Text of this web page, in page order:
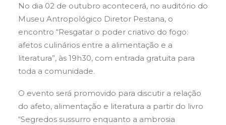
No dia 02 de outubro acontecerá, no auditório do
Museu Antropológico Diretor Pestana, o
encontro “Resgatar o poder criativo do fogo:
afetos culinários entre a alimentação e a
literatura”, às 19h30, com entrada gratuita para
toda a comunidade.
O evento será promovido para discutir a relação
do afeto, alimentação e literatura a partir do livro
“Segredos sussurro enquanto a ambrosia